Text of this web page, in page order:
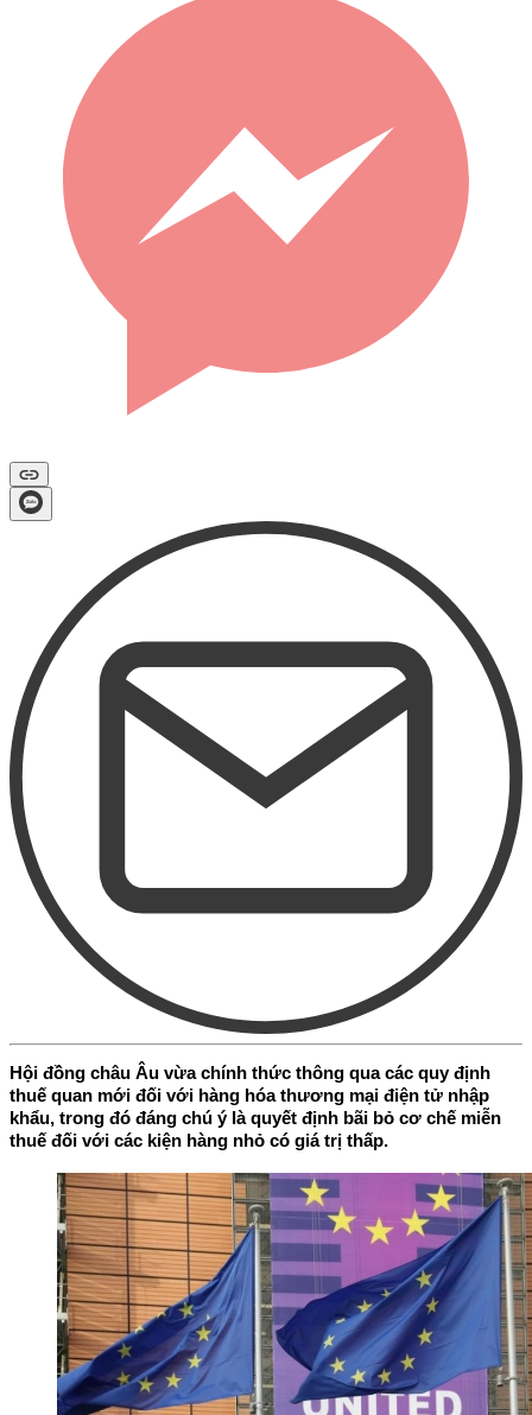
Hội đồng châu Âu vừa chính thức thông qua các quy định
thuế quan mới đối với hàng hóa thương mại điện tử nhập
khẩu, trong đó đáng chú ý là quyết định bãi bỏ cơ chế miễn
thuế đối với các kiện hàng nhỏ có giá trị thấp.